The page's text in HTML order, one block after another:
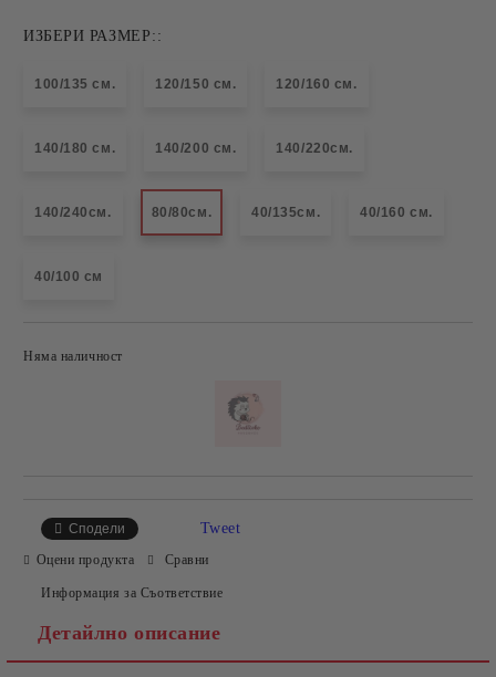
ИЗБЕРИ РАЗМЕР::
100/135 см. 120/150 см. 120/160 см.
140/180 см. 140/200 см. 140/220см.
140/240см. 80/80см. 40/135см. 40/160 см.
40/100 см
Няма наличност
Сподели Tweet
Оцени продукта Сравни
Информация за Съответствие
Детайлно описание